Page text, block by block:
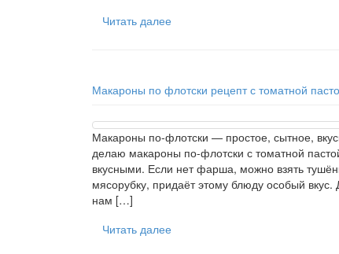
Читать далее
Макароны по флотски рецепт с томатной
Макароны по-флотски — простое, сытное,
делаю макароны по-флотски с томатной
вкусными. Если нет фарша, можно взять
мясорубку, придаёт этому блюду особый
нам […]
Читать далее